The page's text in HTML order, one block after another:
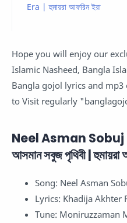
Era | হুমায়রা আফরিন ইরা
Hope you will enjoy our
Islamic Nasheed, Bangla
Bangla gojol lyrics and
to Visit regularly
Neel Asman Sobuj
আসমান সবুজ পৃথিবী | হুমায়রা
Song: Neel Asman
Lyrics: Khadija Akhter
Tune: Moniruzzaman